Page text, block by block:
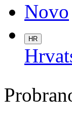
Novo
HR